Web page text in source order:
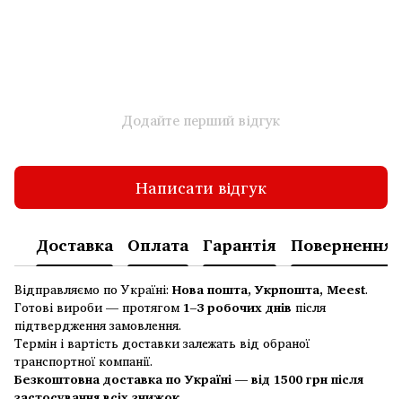
Додайте перший відгук
Написати відгук
Доставка Оплата Гарантія Повернення
Відправляємо по Україні: Нова пошта, Укрпошта, Meest.
Готові вироби — протягом 1–3 робочих днів після
підтвердження замовлення.
Термін і вартість доставки залежать від обраної
транспортної компанії.
Безкоштовна доставка по Україні — від 1500 грн після